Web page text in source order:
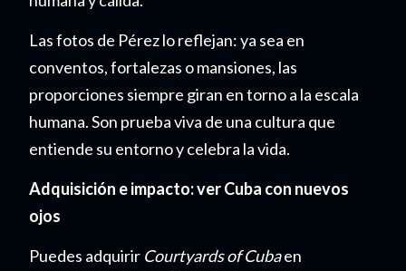
Las fotos de Pérez lo reflejan: ya sea en
conventos, fortalezas o mansiones, las
proporciones siempre giran en torno a la escala
humana. Son prueba viva de una cultura que
entiende su entorno y celebra la vida.
Adquisición e impacto: ver Cuba con nuevos
ojos
Puedes adquirir Courtyards of Cubaen